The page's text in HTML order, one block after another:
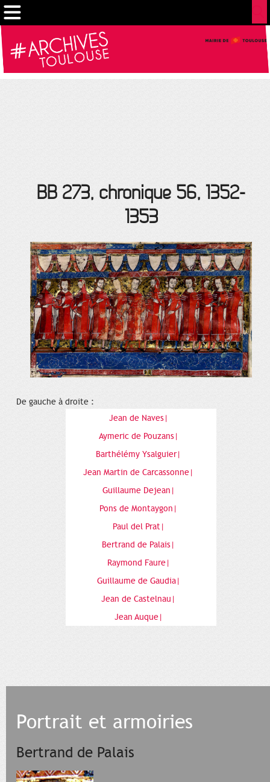
BB 273, chronique 56, 1352-
1353
De gauche à droite :
Jean de Naves|
Aymeric de Pouzans|
Barthélémy Ysalguier|
Jean Martin de Carcassonne|
Guillaume Dejean|
Pons de Montaygon|
Paul del Prat|
Bertrand de Palais|
Raymond Faure|
Guillaume de Gaudia|
Jean de Castelnau|
Jean Auque|
Portrait et armoiries
Bertrand de Palais
Gestion de vos préférences sur les cookies